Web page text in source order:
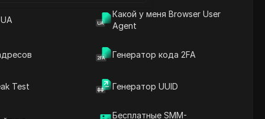
Какой у меня Browser User
Agent
Генератор кода 2FA
Test Генератор UUID
Бесплатные SMM-
лимиты и предупреждения)
Введение в содержание